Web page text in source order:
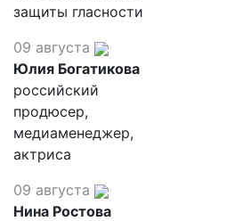
защиты гласности
09 августа
Юлия Богатикова
российский
продюсер,
медиаменеджер,
актриса
09 августа
Нина Ростова